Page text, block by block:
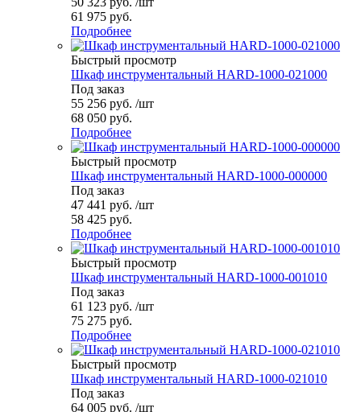
61 975 руб.
Подробнее
Быстрый просмотр
Шкаф инструментальный HARD-1000-021000
Под заказ
55 256 руб. /шт
68 050 руб.
Подробнее
Быстрый просмотр
Шкаф инструментальный HARD-1000-000000
Под заказ
47 441 руб. /шт
58 425 руб.
Подробнее
Быстрый просмотр
Шкаф инструментальный HARD-1000-001010
Под заказ
61 123 руб. /шт
75 275 руб.
Подробнее
Быстрый просмотр
Шкаф инструментальный HARD-1000-021010
Под заказ
64 005 руб. /шт